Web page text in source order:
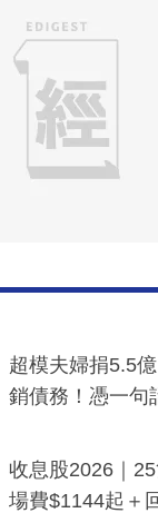
超模夫婦捐5.5
銷債務！憑一句
一度被誤當詐騙
收息股2026｜
場費$1144起＋